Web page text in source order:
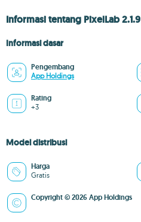
Informasi tentang PixelLab 2.1.9
Informasi dasar
Pengembang
App Holdings
Rating
+3
Model distribusi
Harga
Gratis
Copyright © 2026 App Holdings